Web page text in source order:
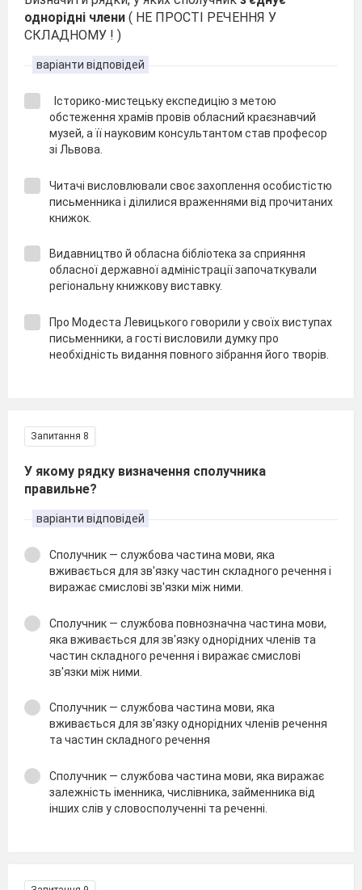
однорідні члени ( НЕ ПРОСТІ РЕЧЕННЯ У
СКЛАДНОМУ ! )
варіанти відповідей
Історико-мистецьку експедицію з метою
обстеження храмів провів обласний краєзнавчий
музей, а її науковим консультантом став професор
зі Львова.
Читачі висловлювали своє захоплення особистістю
письменника і ділилися враженнями від прочитаних
книжок.
Видавництво й обласна бібліотека за сприяння
обласної державної адміністрації започаткували
регіональну книжкову виставку.
Про Модеста Левицького говорили у своїх виступах
письменники, а гості висловили думку про
необхідність видання повного зібрання його творів.
Запитання 8
У якому рядку визначення сполучника
правильне?
варіанти відповідей
Сполучник — службова частина мови, яка
вживається для зв'язку частин складного речення і
виражає смислові зв'язки між ними.
Сполучник — службова повнозначна частина мови,
яка вживається для зв'язку однорідних членів та
частин складного речення і виражає смислові
зв'язки між ними.
Сполучник — службова частина мови, яка
вживається для зв'язку однорідних членів речення
та частин складного речення
Сполучник — службова частина мови, яка виражає
залежність іменника, числівника, займенника від
інших слів у словосполученні та реченні.